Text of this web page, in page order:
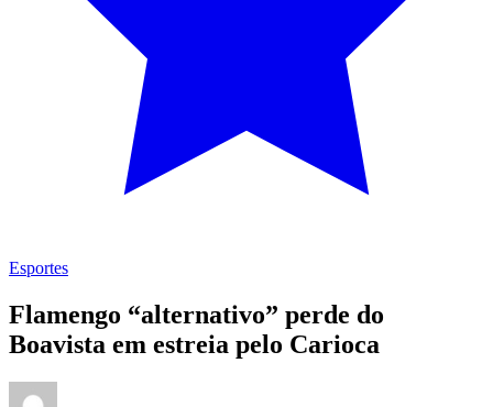
Esportes
Flamengo “alternativo” perde do
Boavista em estreia pelo Carioca